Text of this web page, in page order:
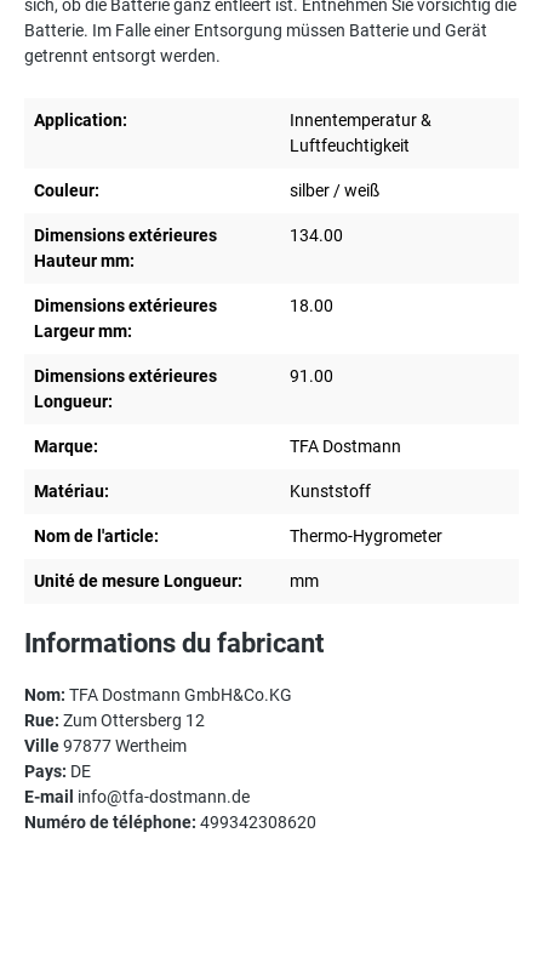
sich, ob die Batterie ganz entleert ist. Entnehmen Sie vorsichtig die
Batterie. Im Falle einer Entsorgung müssen Batterie und Gerät
getrennt entsorgt werden.
Application:
Innentemperatur &
Luftfeuchtigkeit
Couleur: silber / weiß
Dimensions extérieures
Hauteur mm:
134.00
Dimensions extérieures
Largeur mm:
18.00
Dimensions extérieures
Longueur:
91.00
Marque: TFA Dostmann
Matériau: Kunststoff
Nom de l'article: Thermo-Hygrometer
Unité de mesure Longueur: mm
Informations du fabricant
Nom: TFA Dostmann GmbH&Co.KG
Rue: Zum Ottersberg 12
Ville97877 Wertheim
Pays: DE
E-mail info@tfa-dostmann.de
Numéro de téléphone: 499342308620